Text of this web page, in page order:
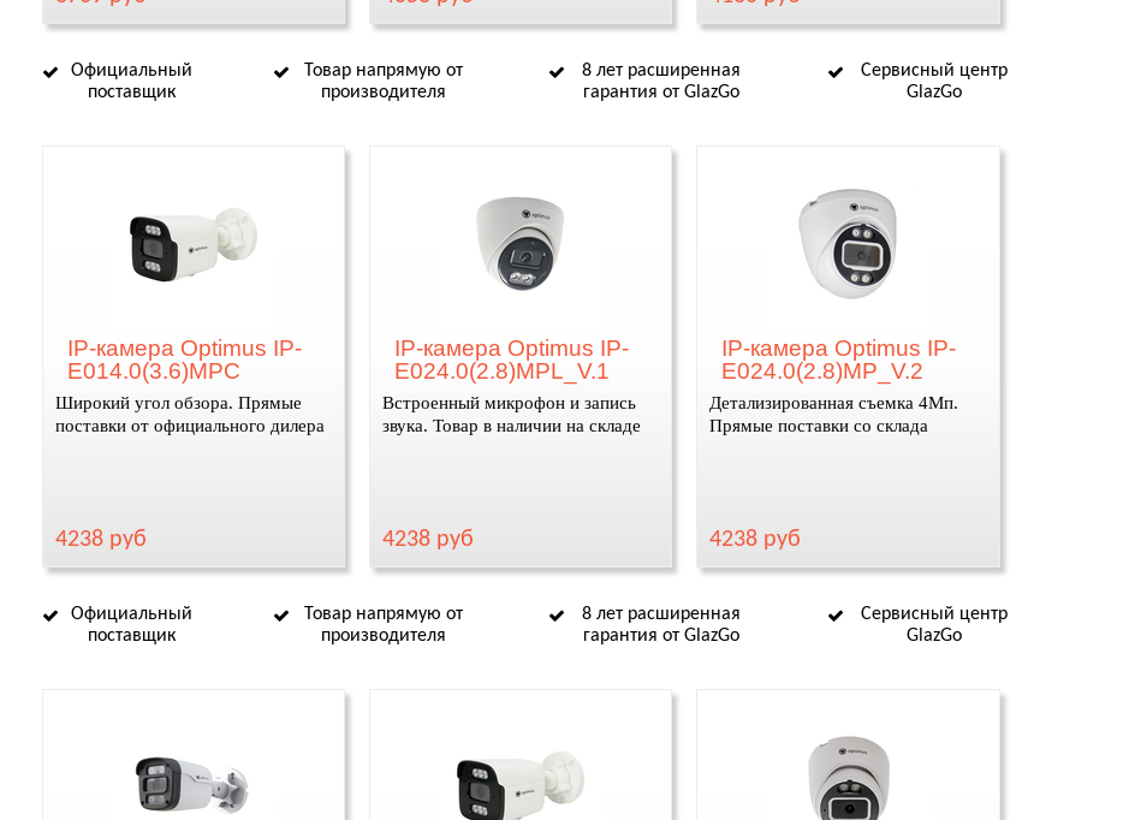
Официальный
поставщик
Товар напрямую от
производителя
8 лет расширенная
гарантия от GlazGo
Сервисный центр
GlazGo
IP-камера Optimus IP-
E014.0(3.6)MPC
Широкий угол обзора. Прямые
поставки от официального дилера
4238 руб
IP-камера Optimus IP-
E024.0(2.8)MPL_V.1
Встроенный микрофон и запись
звука. Товар в наличии на складе
4238 руб
IP-камера Optimus IP-
E024.0(2.8)MP_V.2
Детализированная съемка 4Мп.
Прямые поставки со склада
4238 руб
Официальный
поставщик
Товар напрямую от
производителя
8 лет расширенная
гарантия от GlazGo
Сервисный центр
GlazGo